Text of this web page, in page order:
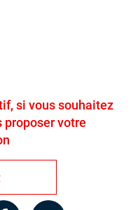
si vous souhaitez
proposer votre